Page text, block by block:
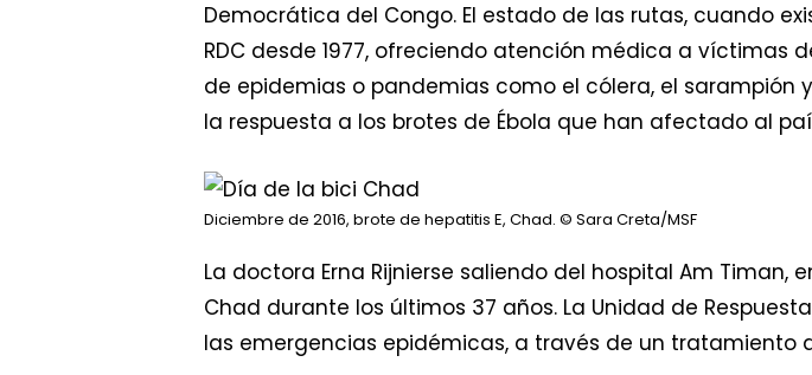
Democrática del Congo. El estado de las rutas, cuando
RDC desde 1977, ofreciendo atención médica a víctimas
de epidemias o pandemias como el cólera, el sarampión
la respuesta a los brotes de Ébola que han afectado al
Diciembre de 2016, brote de hepatitis E, Chad. © Sara Creta/MSF
La doctora Erna Rijnierse saliendo del hospital Am Timan,
Chad durante los últimos 37 años. La Unidad de
las emergencias epidémicas, a través de un